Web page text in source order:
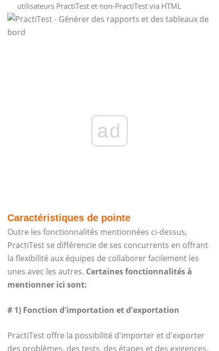
utilisateurs PractiTest et non-PractiTest via HTML
ad
Caractéristiques de pointe
Outre les fonctionnalités mentionnées ci-dessus,
PractiTest se différencie de ses concurrents en offrant
la flexibilité aux équipes de collaborer facilement les
unes avec les autres. Certaines fonctionnalités à
mentionner ici sont:
# 1) Fonction d'importation et d'exportation
PractiTest offre la possibilité d'importer et d'exporter
des problèmes, des tests, des étapes et des exigences.